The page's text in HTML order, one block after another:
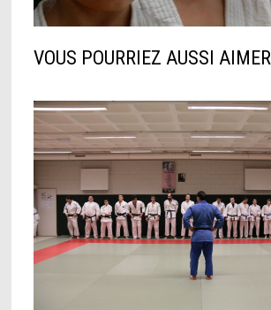
VOUS POURRIEZ AUSSI AIMER